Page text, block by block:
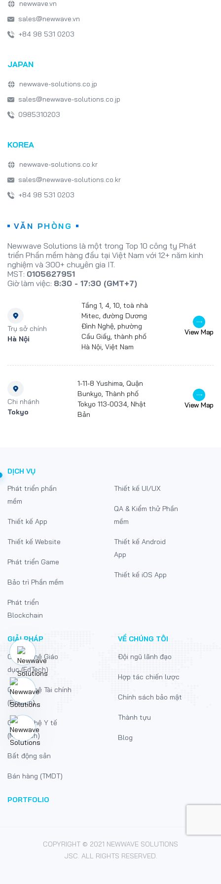
newwave.vn
sales@newwave.vn
+84 98 531 0203
JAPAN
newwave-solutions.co.jp
sales@newwave-solutions.co.jp
0985310203
KOREA
newwave-solutions.co.kr
sales@newwave-solutions.co.kr
+84 98 531 0203
VĂN PHÒNG
Newwave Solutions là một trong Top 10 công ty Phát
triển Phần mềm hàng đầu tại Việt Nam với 12+ năm kinh
nghiệm và 300+ chuyên gia IT.
MST: 0105627951
Giờ làm việc: 8:30 - 17:30 (GMT+7)
Trụ sở chính
Hà Nội
Tầng 1, 4, 10, toà nhà
Mitec, đường Dương
Đình Nghệ, phường
Cầu Giấy, thành phố
Hà Nội, Việt Nam
View Map
Chi nhánh
Tokyo
1-11-8 Yushima, Quận
Bunkyo, Thành phố
Tokyo 113-0034, Nhật
Bản
View Map
DỊCH VỤ
Phát triển phần
mềm
Thiết kế App
Thiết kế Website
Phát triển Game
Bảo trì Phần mềm
Phát triển
Blockchain
Thiết kế UI/UX
QA & Kiểm thử Phần
mềm
Thiết kế Android
App
Thiết kế iOS App
GIẢI PHÁP
Công nghệ Giáo
dục (EdTech)
Công nghệ Tài chính
(FinTech)
Công nghệ Y tế
(MedTech)
Bất động sản
Bán hàng (TMDT)
PORTFOLIO
VỀ CHÚNG TÔI
Đội ngũ lãnh đạo
Hợp tác chiến lược
Chính sách bảo mật
Thành tựu
Blog
COPYRIGHT © 2021 NEWWAVE SOLUTIONS
JSC. ALL RIGHTS RESERVED.